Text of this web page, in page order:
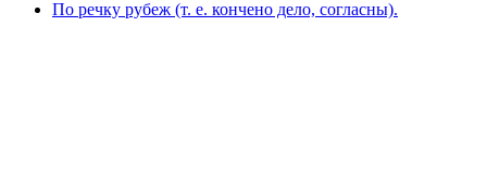
По речку рубеж (т. е. кончено дело, согласны).